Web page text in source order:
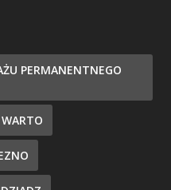
PERMANENTNEGO